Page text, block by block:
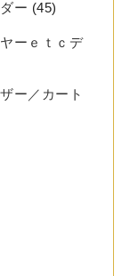
ー (45)
ーｅｔｃデ
ー／カート